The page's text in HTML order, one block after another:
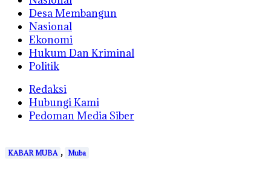
Desa Membangun
Nasional
Ekonomi
Hukum Dan Kriminal
Politik
Redaksi
Hubungi Kami
Pedoman Media Siber
KABAR MUBA , Muba